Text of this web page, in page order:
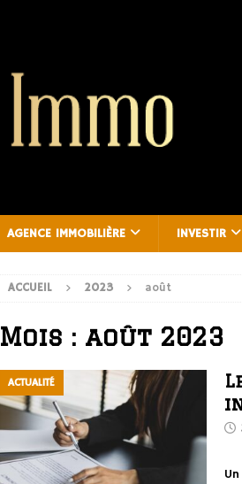
AGENCE IMMOBILIÈRE INVESTIR
ACCUEIL 2023 août
Mois : août 2023
ACTUALITÉ